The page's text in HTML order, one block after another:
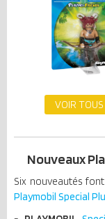
VOIR
Nouveaux
Six nouveautés
Playmobil Special